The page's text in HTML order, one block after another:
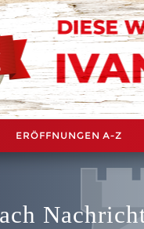
ERÖFFNUNGEN A-Z